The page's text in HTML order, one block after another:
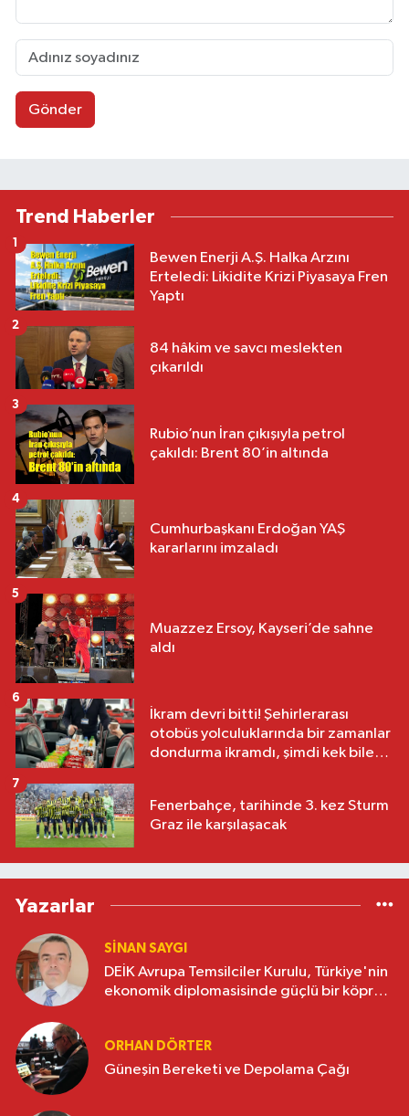
Gönder
Trend Haberler
Bewen Enerji A.Ş. Halka Arzını
Erteledi: Likidite Krizi Piyasaya Fren
Yaptı
1
84 hâkim ve savcı meslekten
çıkarıldı
2
Rubio’nun İran çıkışıyla petrol
çakıldı: Brent 80’in altında
3
Cumhurbaşkanı Erdoğan YAŞ
kararlarını imzaladı
4
Muazzez Ersoy, Kayseri’de sahne
aldı
5
İkram devri bitti! Şehirlerarası
otobüs yolculuklarında bir zamanlar
dondurma ikramdı, şimdi kek bile
6
Fenerbahçe, tarihinde 3. kez Sturm
Graz ile karşılaşacak
7
Yazarlar
SINAN SAYGI
DEİK Avrupa Temsilciler Kurulu, Türkiye'nin
ekonomik diplomasisinde güçlü bir köprü
ORHAN DÖRTER
Güneşin Bereketi ve Depolama Çağı